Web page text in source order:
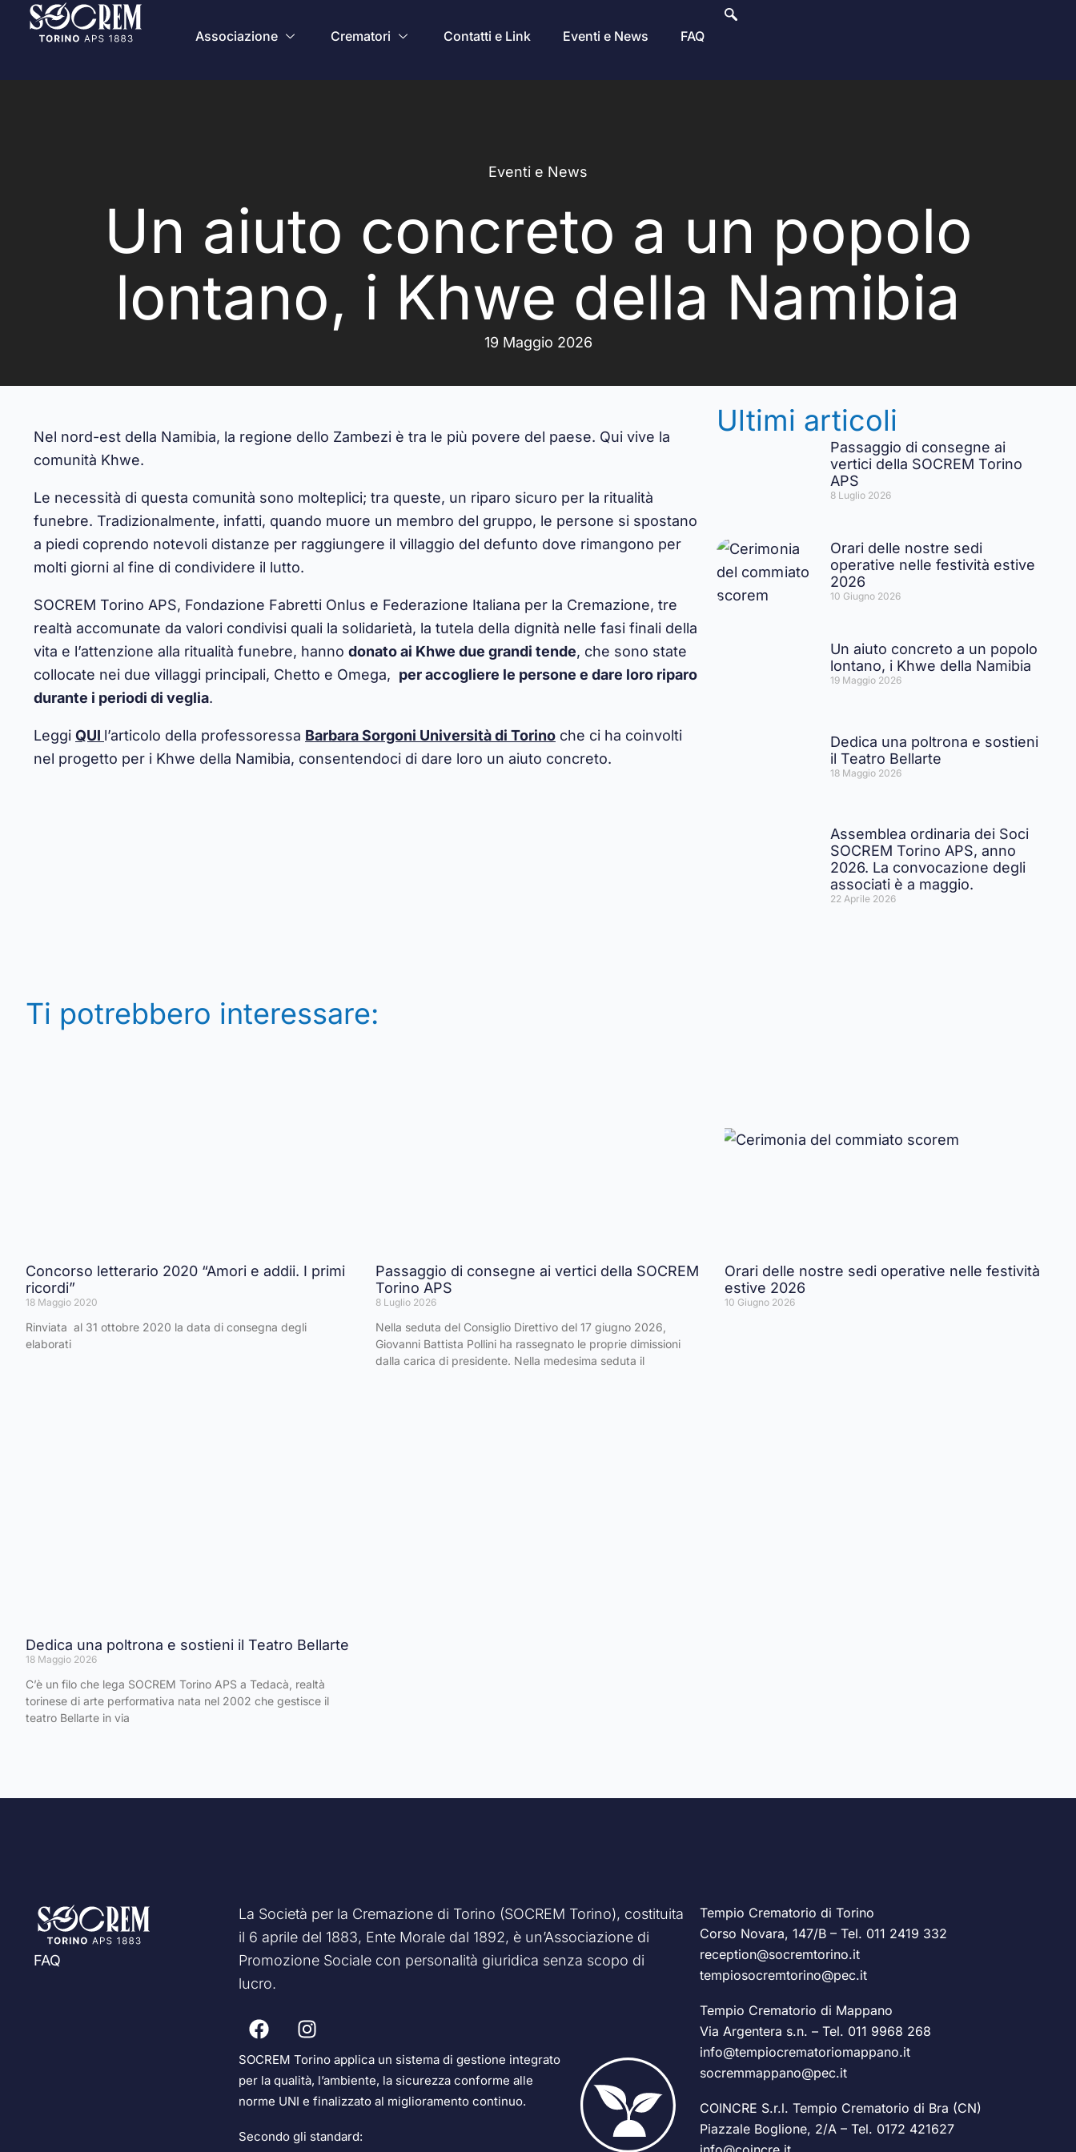
Associazione Crematori Contatti e Link Eventi e News FAQ
Eventi e News
Un aiuto concreto a un popolo
lontano, i Khwe della Namibia
19 Maggio 2026
Nel nord-est della Namibia, la regione dello Zambezi è tra le più povere del paese. Qui vive la
comunità Khwe.
Le necessità di questa comunità sono molteplici; tra queste, un riparo sicuro per la ritualità
funebre. Tradizionalmente, infatti, quando muore un membro del gruppo, le persone si spostano
a piedi coprendo notevoli distanze per raggiungere il villaggio del defunto dove rimangono per
molti giorni al fine di condividere il lutto.
SOCREM Torino APS, Fondazione Fabretti Onlus e Federazione Italiana per la Cremazione, tre
realtà accomunate da valori condivisi quali la solidarietà, la tutela della dignità nelle fasi finali della
vita e l’attenzione alla ritualità funebre, hanno donato ai Khwe due grandi tende, che sono state
collocate nei due villaggi principali, Chetto e Omega, per accogliere le persone e dare loro riparo
durante i periodi di veglia.
Leggi QUI l’articolo della professoressa Barbara Sorgoni Università di Torino che ci ha coinvolti
nel progetto per i Khwe della Namibia, consentendoci di dare loro un aiuto concreto.
Ultimi articoli
Passaggio di consegne ai
vertici della SOCREM Torino
APS
8 Luglio 2026
Orari delle nostre sedi
operative nelle festività estive
2026
10 Giugno 2026
Un aiuto concreto a un popolo
lontano, i Khwe della Namibia
19 Maggio 2026
Dedica una poltrona e sostieni
il Teatro Bellarte
18 Maggio 2026
Assemblea ordinaria dei Soci
SOCREM Torino APS, anno
2026. La convocazione degli
associati è a maggio.
22 Aprile 2026
Ti potrebbero interessare:
Concorso letterario 2020 “Amori e addii. I primi
ricordi”
18 Maggio 2020
Rinviata al 31 ottobre 2020 la data di consegna degli
elaborati
Passaggio di consegne ai vertici della SOCREM
Torino APS
8 Luglio 2026
Nella seduta del Consiglio Direttivo del 17 giugno 2026,
Giovanni Battista Pollini ha rassegnato le proprie dimissioni
dalla carica di presidente. Nella medesima seduta il
Orari delle nostre sedi operative nelle festività
estive 2026
10 Giugno 2026
Dedica una poltrona e sostieni il Teatro Bellarte
18 Maggio 2026
C’è un filo che lega SOCREM Torino APS a Tedacà, realtà
torinese di arte performativa nata nel 2002 che gestisce il
teatro Bellarte in via
FAQ
La Società per la Cremazione di Torino (SOCREM Torino), costituita
il 6 aprile del 1883, Ente Morale dal 1892, è un’Associazione di
Promozione Sociale con personalità giuridica senza scopo di
lucro.
SOCREM Torino applica un sistema di gestione integrato
per la qualità, l’ambiente, la sicurezza conforme alle
norme UNI e finalizzato al miglioramento continuo.
Secondo gli standard:
Tempio Crematorio di Torino
Corso Novara, 147/B – Tel. 011 2419 332
reception@socremtorino.it
tempiosocremtorino@pec.it
Tempio Crematorio di Mappano
Via Argentera s.n. – Tel. 011 9968 268
info@tempiocrematoriomappano.it
socremmappano@pec.it
COINCRE S.r.l. Tempio Crematorio di Bra (CN)
Piazzale Boglione, 2/A – Tel. 0172 421627